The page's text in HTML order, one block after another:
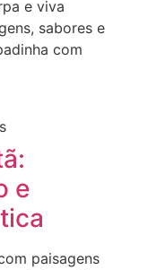
e viva
sabores e
com
e
paisagens